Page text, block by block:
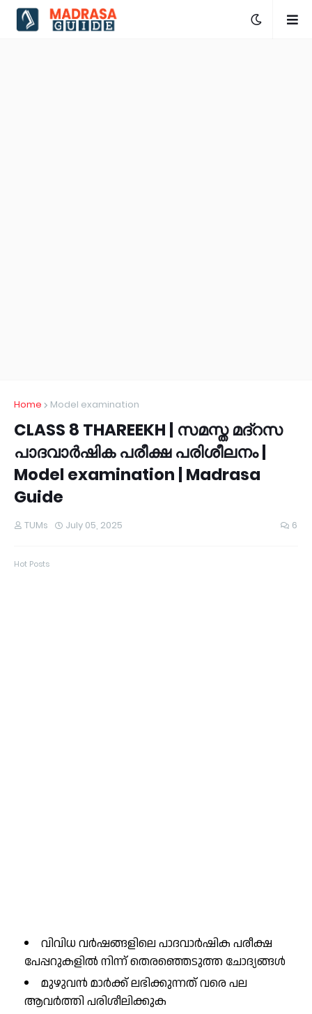
Home Model examination
CLASS 8 THAREEKH | സമസ്ത മദ്റസ
പാദവാർഷിക പരീക്ഷ പരിശീലനം |
Model examination | Madrasa
Guide
TUMs July 05, 2025 6
Hot Posts
വിവിധ വർഷങ്ങളിലെ പാദവാർഷിക പരീക്ഷ
പേപ്പറുകളിൽ നിന്ന് തെരഞ്ഞെടുത്ത ചോദ്യങ്ങൾ
മുഴുവൻ മാർക്ക് ലഭിക്കുന്നത് വരെ പല
ആവർത്തി പരിശീലിക്കുക